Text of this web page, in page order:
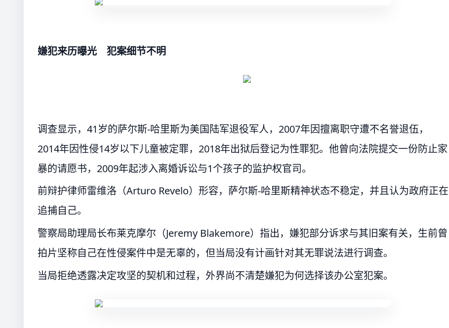
嫌犯来历曝光 犯案细节不明
调查显示，41岁的萨尔斯-哈里斯为美国陆军退役军人，2007年因擅离职守遭不名誉退伍，
2014年因性侵14岁以下儿童被定罪，2018年出狱后登记为性罪犯。他曾向法院提交一份防止家
暴的请愿书，2009年起涉入离婚诉讼与1个孩子的监护权官司。
前辩护律师雷维洛（Arturo Revelo）形容，萨尔斯-哈里斯精神状态不稳定，并且认为政府正在
追捕自己。
警察局助理局长布莱克摩尔（Jeremy Blakemore）指出，嫌犯部分诉求与其旧案有关，生前曾
拍片坚称自己在性侵案件中是无辜的，但当局没有计画针对其无罪说法进行调查。
当局拒绝透露决定攻坚的契机和过程，外界尚不清楚嫌犯为何选择该办公室犯案。